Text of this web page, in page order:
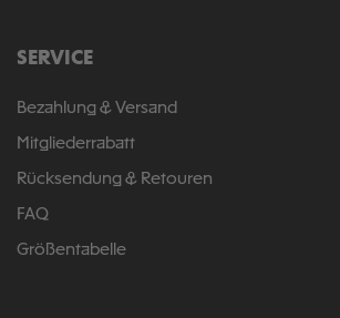
SERVICE
Bezahlung & Versand
Mitgliederrabatt
Rücksendung & Retouren
FAQ
Größentabelle